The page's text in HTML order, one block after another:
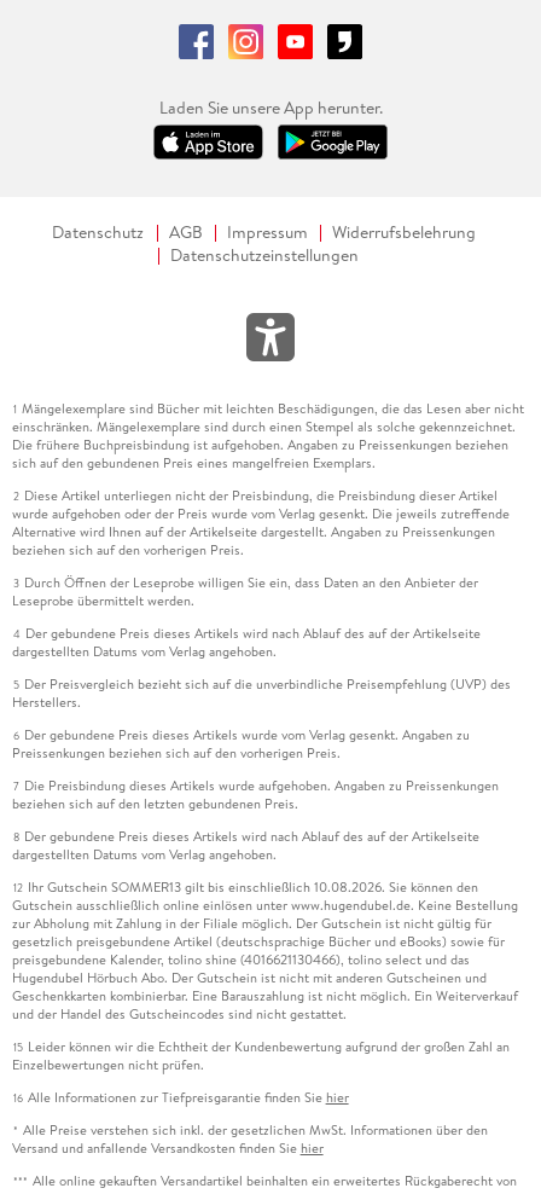
Laden Sie unsere App herunter.
Datenschutz AGB Impressum
Widerrufsbelehrung
Datenschutzeinstellungen
1 Mängelexemplare sind Bücher mit leichten Beschädigungen, die das Lesen aber nicht
einschränken. Mängelexemplare sind durch einen Stempel als solche gekennzeichnet.
Die frühere Buchpreisbindung ist aufgehoben. Angaben zu Preissenkungen beziehen
sich auf den gebundenen Preis eines mangelfreien Exemplars.
2 Diese Artikel unterliegen nicht der Preisbindung, die Preisbindung dieser Artikel
wurde aufgehoben oder der Preis wurde vom Verlag gesenkt. Die jeweils zutreffende
Alternative wird Ihnen auf der Artikelseite dargestellt. Angaben zu Preissenkungen
beziehen sich auf den vorherigen Preis.
3 Durch Öffnen der Leseprobe willigen Sie ein, dass Daten an den Anbieter der
Leseprobe übermittelt werden.
4 Der gebundene Preis dieses Artikels wird nach Ablauf des auf der Artikelseite
dargestellten Datums vom Verlag angehoben.
5 Der Preisvergleich bezieht sich auf die unverbindliche Preisempfehlung (UVP) des
Herstellers.
6 Der gebundene Preis dieses Artikels wurde vom Verlag gesenkt. Angaben zu
Preissenkungen beziehen sich auf den vorherigen Preis.
7 Die Preisbindung dieses Artikels wurde aufgehoben. Angaben zu Preissenkungen
beziehen sich auf den letzten gebundenen Preis.
8 Der gebundene Preis dieses Artikels wird nach Ablauf des auf der Artikelseite
dargestellten Datums vom Verlag angehoben.
12 Ihr Gutschein SOMMER13 gilt bis einschließlich 10.08.2026. Sie können den
Gutschein ausschließlich online einlösen unter www.hugendubel.de. Keine Bestellung
zur Abholung mit Zahlung in der Filiale möglich. Der Gutschein ist nicht gültig für
gesetzlich preisgebundene Artikel (deutschsprachige Bücher und eBooks) sowie für
preisgebundene Kalender, tolino shine (4016621130466), tolino select und das
Hugendubel Hörbuch Abo. Der Gutschein ist nicht mit anderen Gutscheinen und
Geschenkkarten kombinierbar. Eine Barauszahlung ist nicht möglich. Ein Weiterverkauf
und der Handel des Gutscheincodes sind nicht gestattet.
15 Leider können wir die Echtheit der Kundenbewertung aufgrund der großen Zahl an
Einzelbewertungen nicht prüfen.
16 Alle Informationen zur Tiefpreisgarantie finden Sie hier
* Alle Preise verstehen sich inkl. der gesetzlichen MwSt. Informationen über den
Versand und anfallende Versandkosten finden Sie hier
*** Alle online gekauften Versandartikel beinhalten ein erweitertes Rückgaberecht von